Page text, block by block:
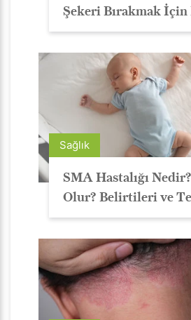
Şekeri Bırakmak
Sağlık
SMA Hastalığı
Olur? Belirtileri ve